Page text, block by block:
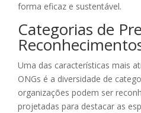
forma eficaz e sustentável.
Categorias de
Uma das características mais
ONGs é a diversidade de
organizações podem ser
projetadas para destacar as